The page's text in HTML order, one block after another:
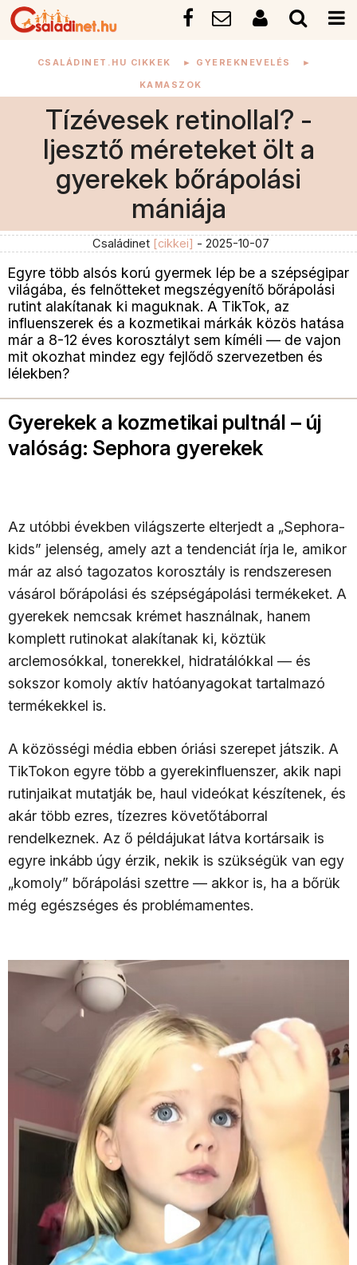
CSALÁDINET.HU CIKKEK ► GYEREKNEVELÉS ►
KAMASZOK
Tízévesek retinollal? -
Ijesztő méreteket ölt a
gyerekek bőrápolási
mániája
Családinet [cikkei] - 2025-10-07
Egyre több alsós korú gyermek lép be a szépségipar
világába, és felnőtteket megszégyenítő bőrápolási
rutint alakítanak ki maguknak. A TikTok, az
influenszerek és a kozmetikai márkák közös hatása
már a 8-12 éves korosztályt sem kíméli — de vajon
mit okozhat mindez egy fejlődő szervezetben és
lélekben?
Gyerekek a kozmetikai pultnál – új
valóság: Sephora gyerekek
Az utóbbi években világszerte elterjedt a „Sephora-
kids” jelenség, amely azt a tendenciát írja le, amikor
már az alsó tagozatos korosztály is rendszeresen
vásárol bőrápolási és szépségápolási termékeket. A
gyerekek nemcsak krémet használnak, hanem
komplett rutinokat alakítanak ki, köztük
arclemosókkal, tonerekkel, hidratálókkal — és
sokszor komoly aktív hatóanyagokat tartalmazó
termékekkel is.
A közösségi média ebben óriási szerepet játszik. A
TikTokon egyre több a gyerekinfluenszer, akik napi
rutinjaikat mutatják be, haul videókat készítenek, és
akár több ezres, tízezres követőtáborral
rendelkeznek. Az ő példájukat látva kortársaik is
egyre inkább úgy érzik, nekik is szükségük van egy
„komoly” bőrápolási szettre — akkor is, ha a bőrük
még egészséges és problémamentes.